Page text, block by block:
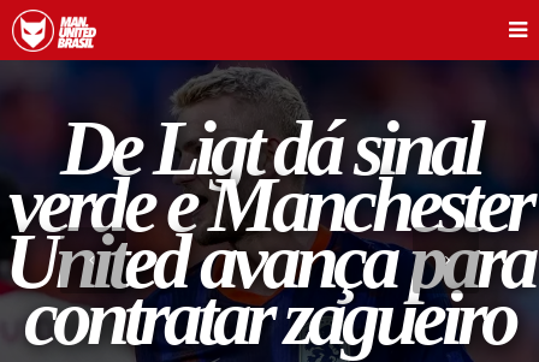
De Ligt dá sinal
verde e Manchester
United avança para
contratar zagueiro